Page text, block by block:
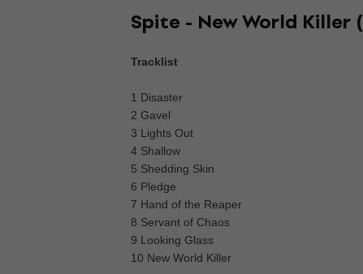
Spite - New World Killer
Tracklist
1 Disaster
2 Gavel
3 Lights Out
4 Shallow
5 Shedding Skin
6 Pledge
7 Hand of the Reaper
8 Servant of Chaos
9 Looking Glass
10 New World Killer